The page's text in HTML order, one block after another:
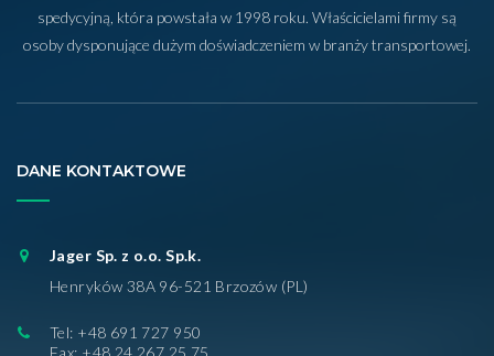
spedycyjną, która powstała w 1998 roku. Właścicielami firmy są
osoby dysponujące dużym doświadczeniem w branży transportowej.
DANE KONTAKTOWE
Jager Sp. z o.o. Sp.k.
Henryków 38A 96-521 Brzozów (PL)
Tel: +48 691 727 950
Fax: +48 24 267 25 75